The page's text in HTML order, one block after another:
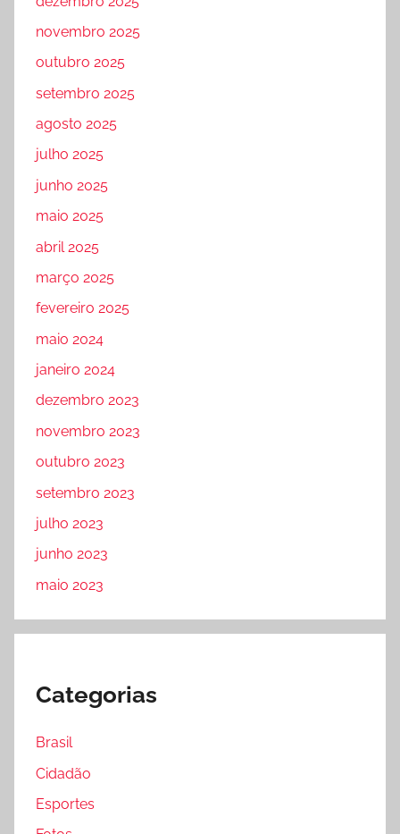
novembro 2025
outubro 2025
setembro 2025
agosto 2025
julho 2025
junho 2025
maio 2025
abril 2025
março 2025
fevereiro 2025
maio 2024
janeiro 2024
dezembro 2023
novembro 2023
outubro 2023
setembro 2023
julho 2023
junho 2023
maio 2023
Categorias
Brasil
Cidadão
Esportes